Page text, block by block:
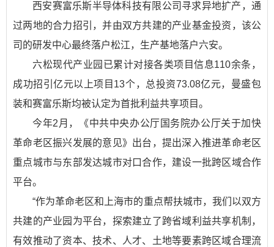
西安赛富乐斯半导体科技有限公司寻求异地扩产，通
过两地的合力招引，并由双方共建的产业基金投资，该公
司的研发中心最终落户松江，生产基地落户六安。
六松现代产业园已累计对接各类项目信息110余条，
成功招引亿元以上项目13个，总投资73.08亿元，曼盛包
装和赛富乐斯均被认定为首批利益共享项目。
今年2月，《中共中央办公厅国务院办公厅关于加快
革命老区振兴发展的意见》出台，提出深入推进革命老区
重点城市与东部发达城市对口合作，建设一批跨区域合作
平台。
“作为革命老区和上海市的重点帮扶城市，我们以双方
共建的产业园为平台，探索建立了跨省域利益共享机制，
有效推动了资本、技术、人才、土地等要素跨区域合理流